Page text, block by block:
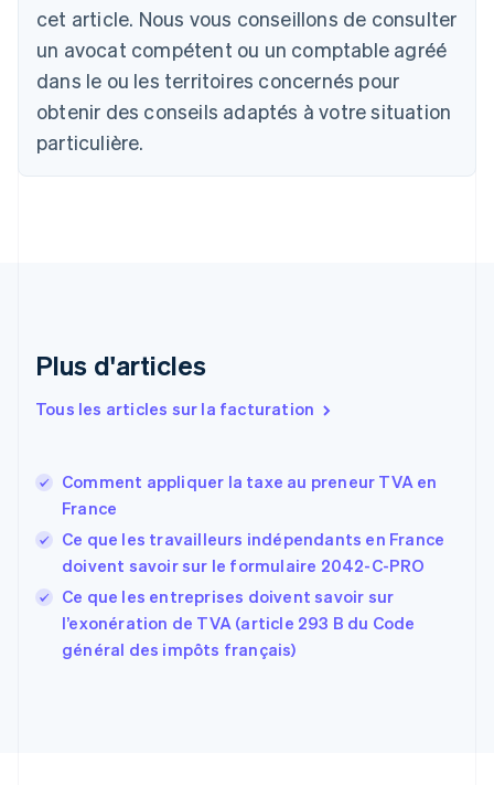
cet article. Nous vous conseillons de consulter
un avocat compétent ou un comptable agréé
dans le ou les territoires concernés pour
obtenir des conseils adaptés à votre situation
particulière.
Plus d'articles
Tous les articles sur la facturation
Comment appliquer la taxe au preneur TVA en
France
Ce que les travailleurs indépendants en France
doivent savoir sur le formulaire 2042-C-PRO
Ce que les entreprises doivent savoir sur
l’exonération de TVA (article 293 B du Code
général des impôts français)
Belgique
NederlandsFrançaisDeutschEnglish
Português English
Bulgarie
English
Canada
EnglishFrançais
English
Émirats arabes unis
Estonie
États-Unis
EnglishEspañol简体中文
Finlande
France
FrançaisEnglish
Gibraltar